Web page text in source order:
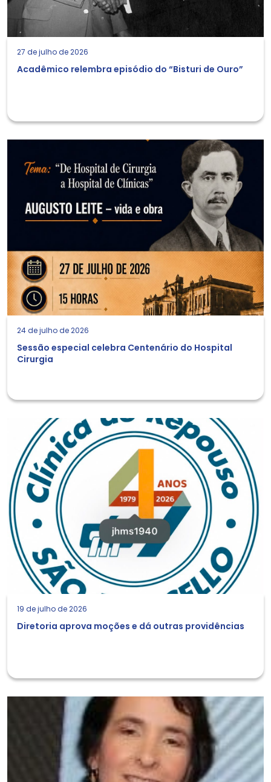
27 de julho de 2026
Acadêmico relembra episódio do “Bisturi de Ouro”
24 de julho de 2026
Sessão especial celebra Centenário do Hospital
Cirurgia
19 de julho de 2026
Diretoria aprova moções e dá outras providências